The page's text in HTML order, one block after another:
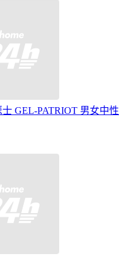
士 GEL-PATRIOT 男女中